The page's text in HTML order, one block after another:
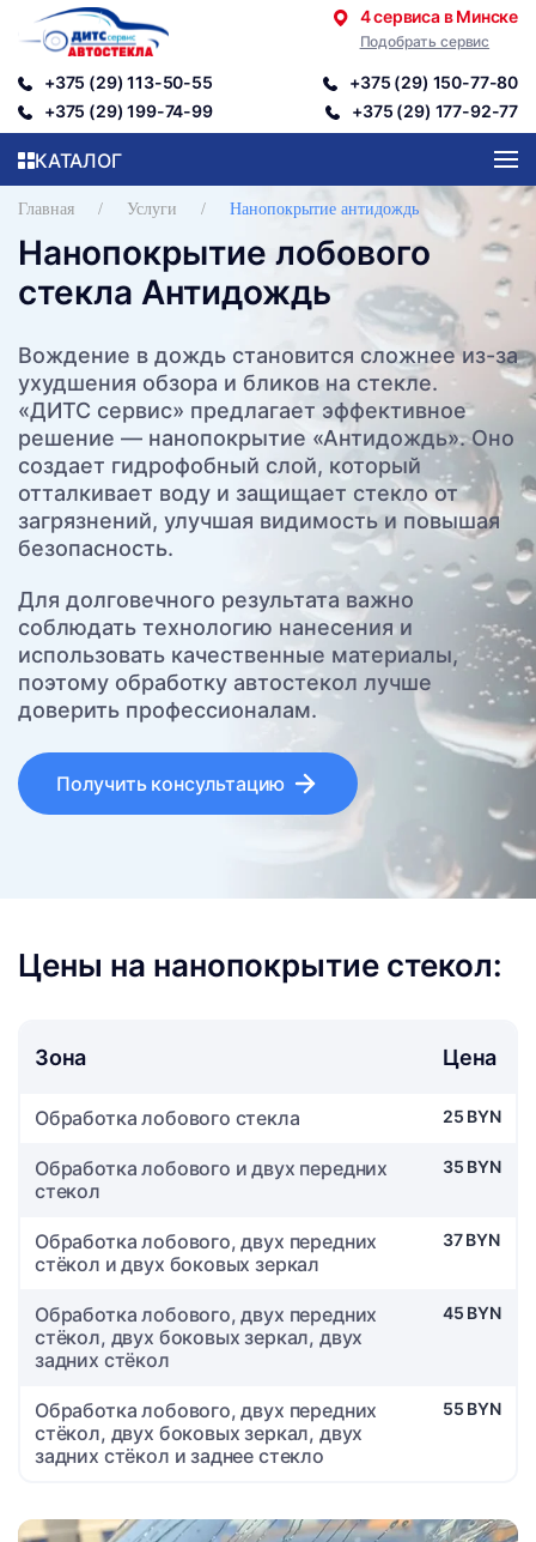
4 сервиса в Минске
Подобрать сервис
+375 (29) 113-50-55
+375 (29) 199-74-99
+375 (29) 150-77-80
+375 (29) 177-92-77
КАТАЛОГ
Нанопокрытие лобового
стекла Антидождь
Вождение в дождь становится сложнее из-за
ухудшения обзора и бликов на стекле.
«ДИТС сервис» предлагает эффективное
решение — нанопокрытие «Антидождь». Оно
создает гидрофобный слой, который
отталкивает воду и защищает стекло от
загрязнений, улучшая видимость и повышая
безопасность.
Для долговечного результата важно
соблюдать технологию нанесения и
использовать качественные материалы,
поэтому обработку автостекол лучше
доверить профессионалам.
Получить консультацию
Главная Услуги Нанопокрытие антидождь
Цены на нанопокрытие стекол:
Зона Цена
Обработка лобового стекла 25 BYN
Обработка лобового и двух передних
стекол
35 BYN
Обработка лобового, двух передних
стёкол и двух боковых зеркал
37 BYN
Обработка лобового, двух передних
стёкол, двух боковых зеркал, двух
задних стёкол
45 BYN
Обработка лобового, двух передних
стёкол, двух боковых зеркал, двух
задних стёкол и заднее стекло
55 BYN